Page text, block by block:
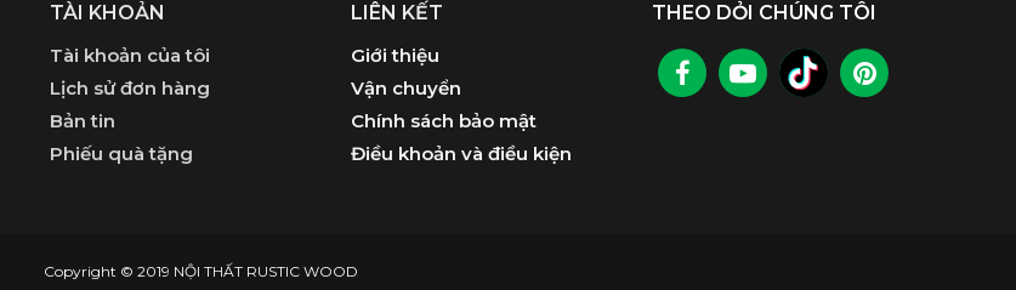
TÀI KHOẢN
Tài khoản của tôi
Lịch sử đơn hàng
Bản tin
Phiếu quà tặng
LIÊN KẾT
Giới thiệu
Vận chuyển
Chính sách bảo mật
Điều khoản và điều kiện
THEO DỎI CHÚNG TÔI
Copyright © 2019 NỘI THẤT RUSTIC WOOD